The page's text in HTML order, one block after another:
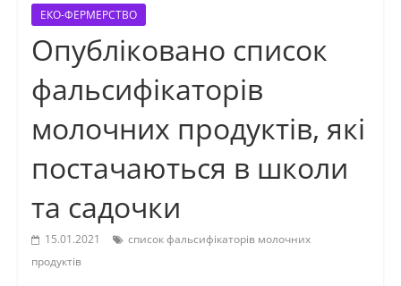
ЕКО-ФЕРМЕРСТВО
Опубліковано список
фальсифікаторів
молочних продуктів, які
постачаються в школи
та садочки
15.01.2021
список фальсифікаторів молочних
продуктів